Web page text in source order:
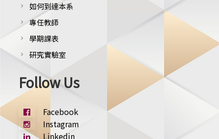
chevron_right 如何到達本系
chevron_right 專任教師
chevron_right 學期課表
chevron_right 研究實驗室
Follow Us
Facebook
Instagram
Linkedin